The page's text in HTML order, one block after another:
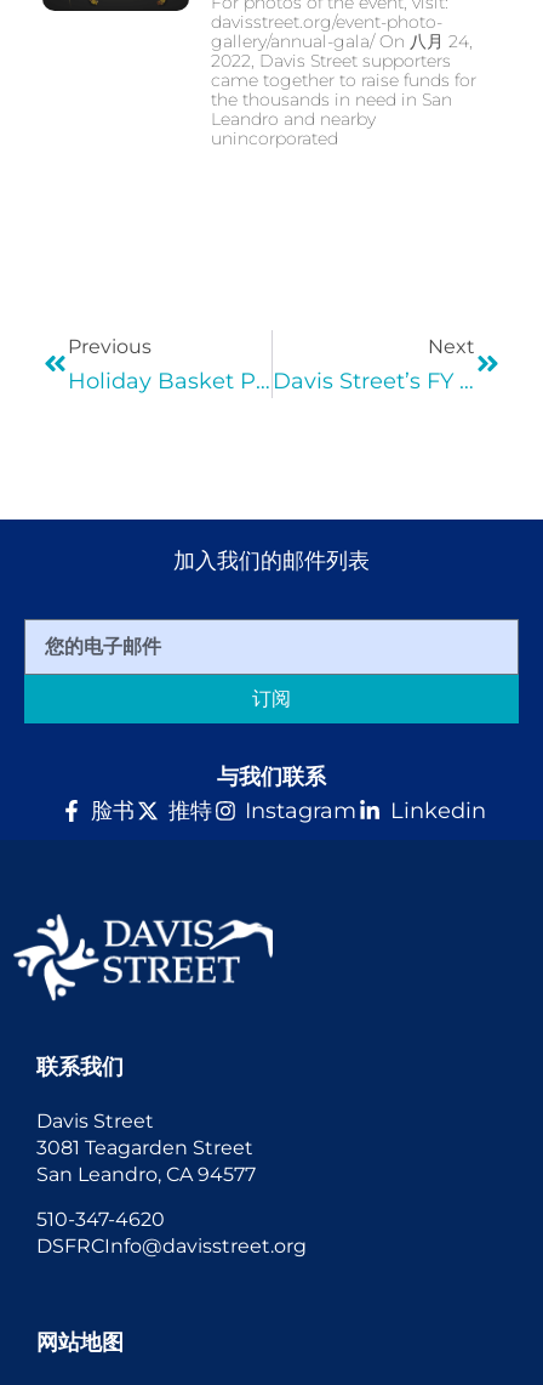
davisstreet.org/event-photo-
gallery/annual-gala/ On 八月 24,
2022, Davis Street supporters
came together to raise funds for
the thousands in need in San
Leandro and nearby
unincorporated
Previous
Holiday Basket Program
Next
Davis Street’s FY 19/20 Annual Report!
加入我们的邮件列表
订阅
与我们联系
脸书
推特 Instagram Linkedin
联系我们
Davis Street
3081 Teagarden Street
San Leandro, CA 94577
510-347-4620
DSFRCInfo@davisstreet.org
网站地图